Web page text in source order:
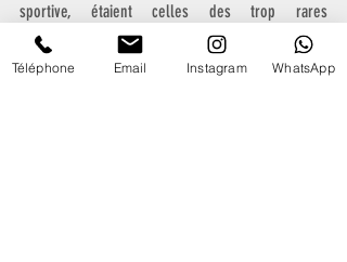
sportive, étaient celles des trop rares
personnalités qu’on peut désigner sous les
termes complémentaires de « Gentleman » et d’«
Téléphone Email Instagram WhatsApp